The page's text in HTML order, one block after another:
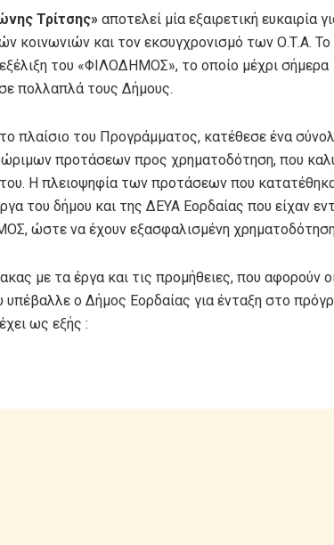
Τρίτσης» αποτελεί μία εξαιρετική ευκαιρία
κοινωνιών και τον εκσυγχρονισμό των Ο.Τ.Α.
του «ΦΙΛΟΔΗΜΟΣ», το οποίο μέχρι σήμερα
πολλαπλά τους Δήμους.
πλαίσιο του Προγράμματος, κατέθεσε ένα
προτάσεων προς χρηματοδότηση, που
Η πλειοψηφία των προτάσεων που
του δήμου και της ΔΕΥΑ Εορδαίας που είχαν
ώστε να έχουν εξασφαλισμένη
με τα έργα και τις προμήθειες, που αφορούν
ο Δήμος Εορδαίας για ένταξη στο
ως εξής :